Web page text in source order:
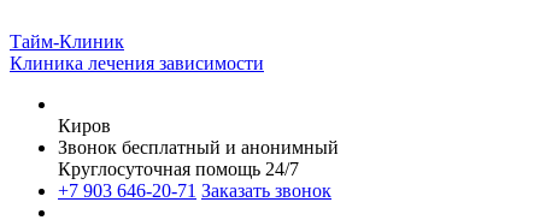
Тайм-Клиник
Клиника лечения зависимости
Киров
Звонок бесплатный и анонимный
Круглосуточная помощь 24/7
+7 903 646-20-71 Заказать звонок